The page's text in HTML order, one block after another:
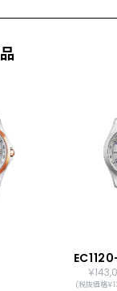
￥
(税抜価格